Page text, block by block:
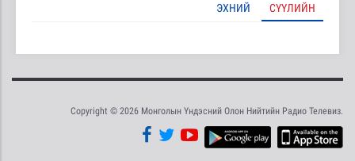
ЭХНИЙ СҮҮЛИЙН
Copyright © 2026 Монголын Үндэсний Олон Нийтийн Радио Телевиз.